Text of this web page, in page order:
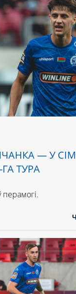
— У
ТУРА
перамогі.